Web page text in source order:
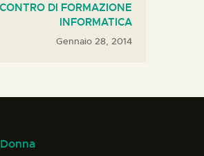
DI FORMAZIONE
INFORMATICA
Gennaio 28, 2014